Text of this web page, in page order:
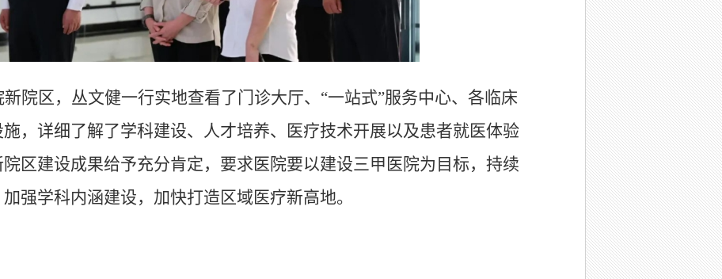
院区，丛文健一行实地查看了门诊大厅、“一站式”服务中心、各临床
，详细了解了学科建设、人才培养、医疗技术开展以及患者就医体验
区建设成果给予充分肯定，要求医院要以建设三甲医院为目标，持续
强学科内涵建设，加快打造区域医疗新高地。